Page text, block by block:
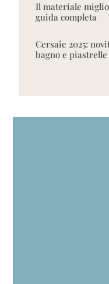
Il materiale
guida completa
Cersaie 2025:
bagno e piastrelle